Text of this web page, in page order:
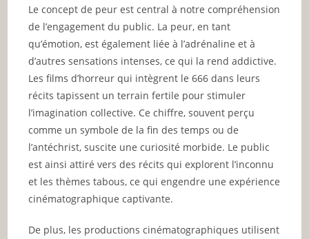
Le concept de peur est central à notre compréhension
de l’engagement du public. La peur, en tant
qu’émotion, est également liée à l’adrénaline et à
d’autres sensations intenses, ce qui la rend addictive.
Les films d’horreur qui intègrent le 666 dans leurs
récits tapissent un terrain fertile pour stimuler
l’imagination collective. Ce chiffre, souvent perçu
comme un symbole de la fin des temps ou de
l’antéchrist, suscite une curiosité morbide. Le public
est ainsi attiré vers des récits qui explorent l’inconnu
et les thèmes tabous, ce qui engendre une expérience
cinématographique captivante.
De plus, les productions cinématographiques utilisent